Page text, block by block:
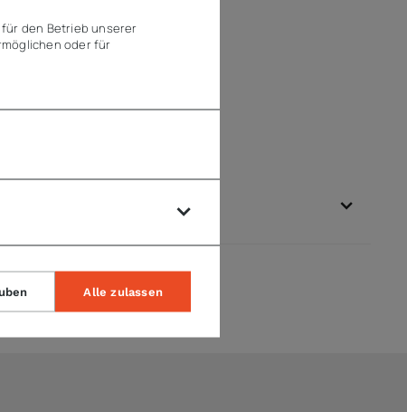
den Betrieb unserer
oder für
Alle zulassen